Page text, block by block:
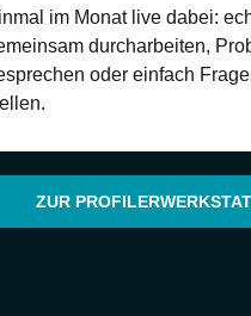
im Monat live dabei:
durcharbeiten,
oder einfach
ZUR